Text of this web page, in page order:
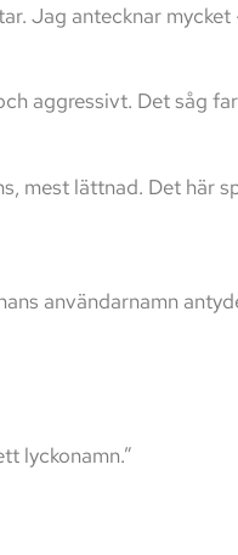
Jag antecknar
aggressivt. Det såg
mest lättnad. Det här
användarnamn
lyckonamn.”